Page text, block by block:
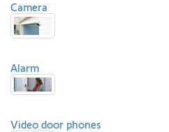
Camera
Alarm
Video door phones